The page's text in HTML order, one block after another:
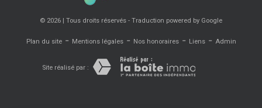
© 2026 | Tous droits réservés - Traduction powered by Google
Plan du site- Mentions légales- Nos honoraires- Liens- Admin
Site réalisé par :